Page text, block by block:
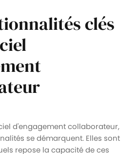
clés
d'engagement collaborateur,
se démarquent. Elles sont
repose la capacité de ces